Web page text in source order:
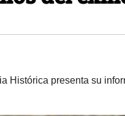
Histórica presenta su